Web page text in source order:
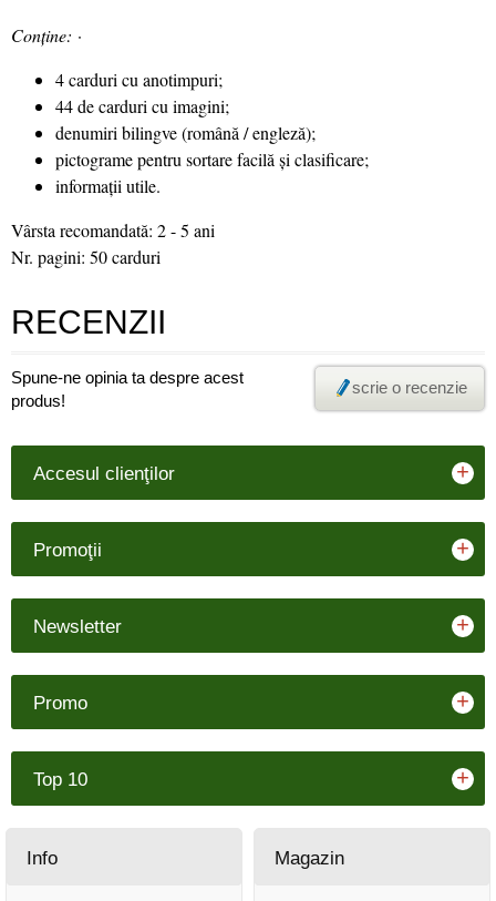
Conține: ·
4 carduri cu anotimpuri;
44 de carduri cu imagini;
denumiri bilingve (română / engleză);
pictograme pentru sortare facilă și clasificare;
informații utile.
Vârsta recomandată: 2 - 5 ani
Nr. pagini: 50 carduri
RECENZII
Spune-ne opinia ta despre acest
produs!
scrie o recenzie
Accesul clienţilor +
Promoţii +
Newsletter +
Promo +
Top 10 +
Info Magazin